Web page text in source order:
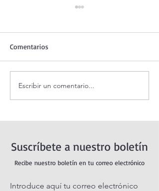
Coronilla de la Divina
Misericordia.
Comentarios
Escribir un comentario...
Suscríbete a nuestro boletín
Recibe nuestro boletín en tu correo electrónico
Introduce aquí tu correo electrónico